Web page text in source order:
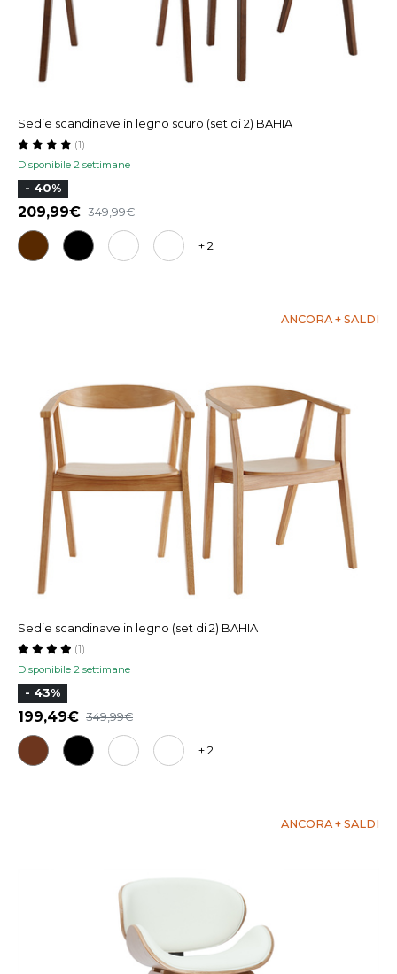
Sedie scandinave in legno scuro (set di 2) BAHIA
Disponibile 2 settimane
(1)
- 40%
209,99 349,99
+ 2
ANCORA + SALDI
Sedie scandinave in legno (set di 2) BAHIA
Disponibile 2 settimane
(1)
- 43%
199,49 349,99
+ 2
ANCORA + SALDI